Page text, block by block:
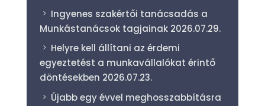
Ingyenes szakértői tanácsadás a
Munkástanácsok tagjainak 2026.07.29.
Helyre kell állítani az érdemi
egyeztetést a munkavállalókat érintő
döntésekben 2026.07.23.
Újabb egy évvel meghosszabbításra